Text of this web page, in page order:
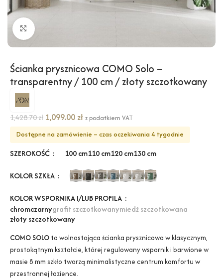
Kliknij, aby powiększyć
Ścianka prysznicowa COMO Solo –
transparentny / 100 cm / złoty szczotkowany
1,428.70zł 1,099.00 zł z podatkiem VAT
Dostępne na zamówienie – czas oczekiwania 4 tygodnie
SZEROKOŚĆ 100 cm110 cm120 cm130 cm
KOLOR SZKŁA
KOLOR WSPORNIKA I/LUB PROFILA
chromczarnygrafit szczotkowanymiedź szczotkowana
złoty szczotkowany
COMO SOLO to wolnostojąca ścianka prysznicowa w klasycznym,
prostokątnym kształcie, której regulowany wspornik i barwione w
masie 8 mm szkło tworzą minimalistyczne centrum komfortu w
przestronnej łazience.